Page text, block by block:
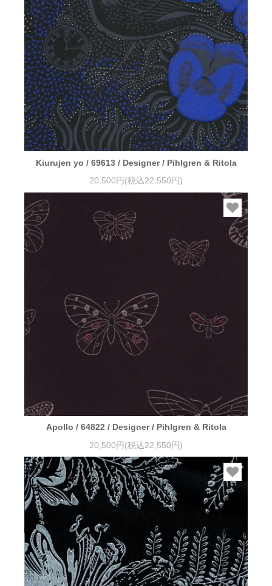
Kiurujen yo / 69613 / Designer / Pihlgren & Ritola
20,500円(税込22,550円)
Apollo / 64822 / Designer / Pihlgren & Ritola
20,500円(税込22,550円)